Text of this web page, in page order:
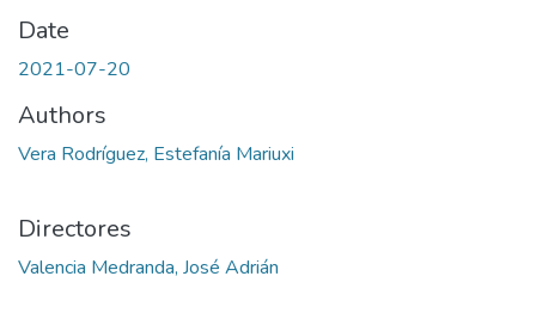
Date
2021-07-20
Authors
Vera Rodríguez, Estefanía Mariuxi
Directores
Valencia Medranda, José Adrián